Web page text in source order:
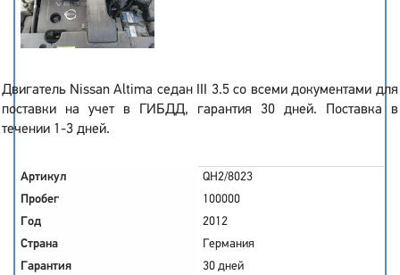
Двигатель Nissan Altima седан III 3.5 со всеми документами для
поставки на учет в ГИБДД, гарантия 30 дней. Поставка в
течении 1-3 дней.
Артикул
QH2/8023
Пробег
100000
Год
2012
Страна
Германия
Гарантия
30 дней